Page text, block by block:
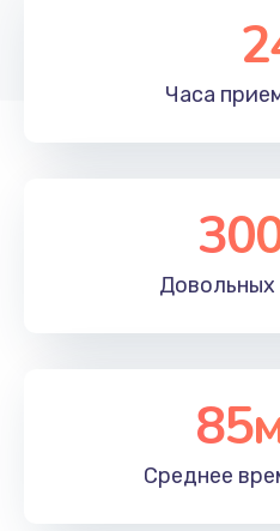
Часа
Довольных
Среднее